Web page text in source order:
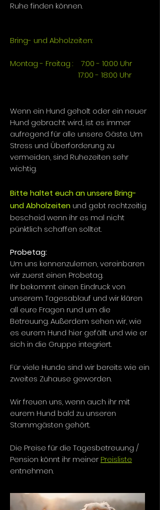
Ruhe finden können.
Bring- und Abholzeiten:
Montag - Freitag : 7:00 - 10:00 Uhr
17:00 - 18:00 Uhr
Wenn ein Hund geholt oder ein neuer
Hund gebracht wird, ist es immer
aufregend für alle unsere Gäste. Um
Stress und Überforderung zu
vermeiden, sind Ruhezeiten sehr
wichtig.
Bitte haltet euch an unsere Bring-
und Abholzeiten und gebt rechtzeitig
bescheid wenn ihr es mal nicht
pünktlich schaffen solltet.
Probetag:
Um uns kennenzulernen, vereinbaren
wir zuerst einen Probetag.
Ihr bekommt einen Eindruck von
unserem Tagesablauf und wir klären
all eure Fragen rund um die
Betreuung. Außerdem sehen wir, wie
es eurem Hund hier gefällt und wie er
sich in die Gruppe integriert.
Für viele Hunde sind wir bereits wie ein
zweites Zuhause geworden.
Wir freuen uns, wenn auch ihr mit
eurem Hund bald zu unseren
Stammgästen gehört.
Die Preise für die Tagesbetreuung /
Pension könnt ihr meiner Preisliste
entnehmen.